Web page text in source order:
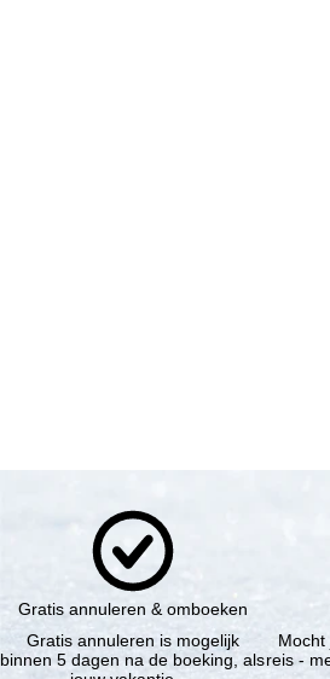
Gratis annuleren & omboeken
Gratis annuleren is mogelijk
binnen 5 dagen na de boeking, als
Mocht
reis -